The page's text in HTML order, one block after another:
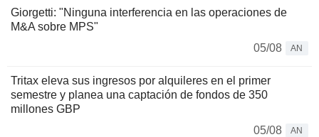
Giorgetti: "Ninguna interferencia en las operaciones de
M&A sobre MPS"
05/08
AN
Tritax eleva sus ingresos por alquileres en el primer
semestre y planea una captación de fondos de 350
millones GBP
05/08
AN